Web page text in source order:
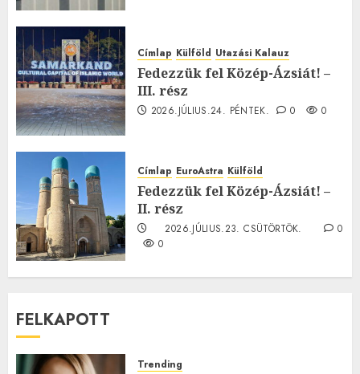
Címlap Külföld Utazási Kalauz
Fedezzük fel Közép-Ázsiát! –
III. rész
2026.JÚLIUS.24. PÉNTEK. 0 0
Címlap EuroAstra Külföld
Fedezzük fel Közép-Ázsiát! –
II. rész
2026.JÚLIUS.23. CSÜTÖRTÖK.
0
0
FELKAPOTT
Trending